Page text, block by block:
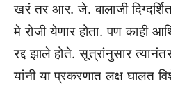
खरं तर आर. जे. बालाजी
मे रोजी येणार होता. पण काही
रद्द झाले होते. सूत्रांनुसार
यांनी या प्रकरणात लक्ष घालत